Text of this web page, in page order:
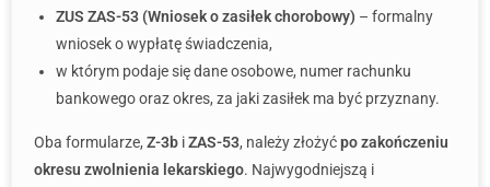
ZUS ZAS-53 (Wniosek o zasiłek chorobowy) – formalny
wniosek o wypłatę świadczenia,
w którym podaje się dane osobowe, numer rachunku
bankowego oraz okres, za jaki zasiłek ma być przyznany.
Oba formularze, Z-3b iZAS-53, należy złożyćpo zakończeniu
okresu zwolnienia lekarskiego. Najwygodniejszą i